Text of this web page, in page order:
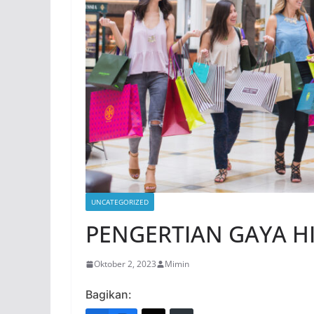
UNCATEGORIZED
PENGERTIAN GAYA
Oktober 2, 2023 Mimin
Bagikan: